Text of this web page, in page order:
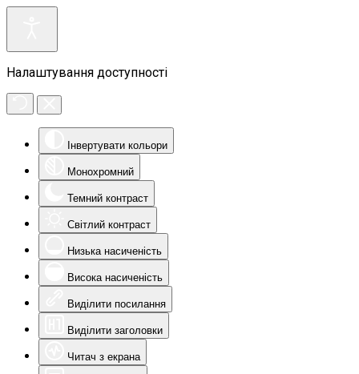
Налаштування доступності
Інвертувати кольори
Монохромний
Темний контраст
Світлий контраст
Низька насиченість
Висока насиченість
Виділити посилання
Виділити заголовки
Читач з екрана